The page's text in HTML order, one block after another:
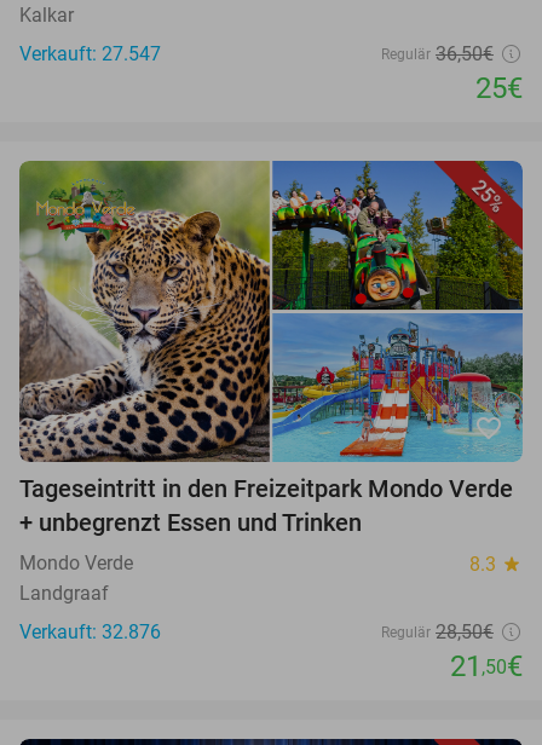
Kalkar
Verkauft: 27.547
Regulär 36,50€
25€
25%
favorite_border
Tageseintritt in den Freizeitpark Mondo Verde
+ unbegrenzt Essen und Trinken
Mondo Verde 8.3 star
Landgraaf
Verkauft: 32.876
Regulär 28,50€
21 ,50€